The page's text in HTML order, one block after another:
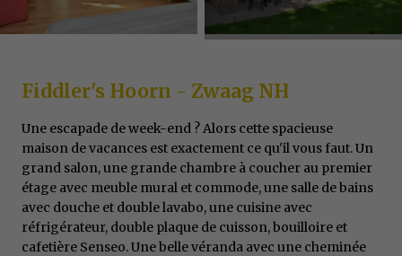
Fiddler's Hoorn - Zwaag NH
Une escapade de week-end ? Alors cette spacieuse
maison de vacances est exactement ce qu'il vous faut. Un
grand salon, une grande chambre à coucher au premier
étage avec meuble mural et commode, une salle de bains
avec douche et double lavabo, une cuisine avec
réfrigérateur, double plaque de cuisson, bouilloire et
cafetière Senseo. Une belle véranda avec une cheminée